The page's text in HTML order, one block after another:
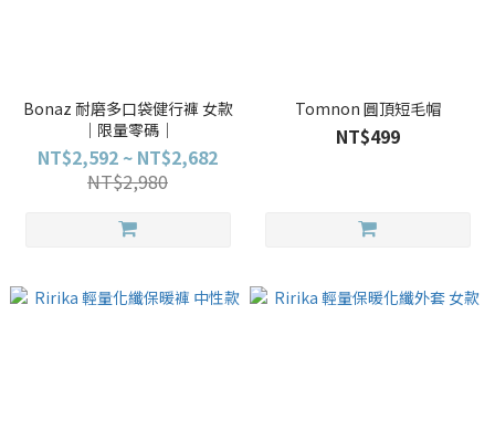
Bonaz 耐磨多口袋健行褲 女款
｜限量零碼｜
NT$2,592 ~ NT$2,682
NT$2,980
Tomnon 圓頂短毛帽
NT$499